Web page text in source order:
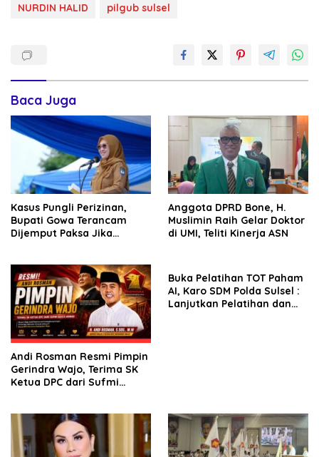
NURDIN HALID pilgub sulsel
Baca Juga
Kasus Pungli Perizinan,
Bupati Gowa Terancam
Dijemput Paksa Jika
Anggota DPRD Bone, H.
Muslimin Raih Gelar Doktor
di UMI, Teliti Kinerja ASN
Andi Rosman Resmi Pimpin
Gerindra Wajo, Terima SK
Ketua DPC dari Sufmi
Buka Pelatihan TOT Paham
AI, Karo SDM Polda Sulsel :
Lanjutkan Pelatihan dan